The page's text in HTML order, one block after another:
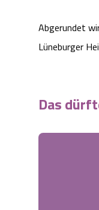
Abgerundet
Lüneburger
Das